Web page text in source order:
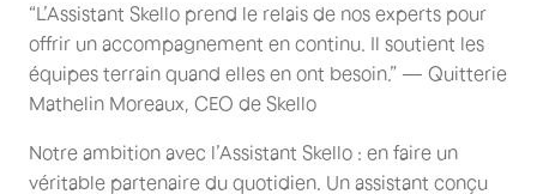
“L’Assistant Skello prend le relais de nos experts pour
offrir un accompagnement en continu. Il soutient les
équipes terrain quand elles en ont besoin.” — Quitterie
Mathelin Moreaux, CEO de Skello
Notre ambition avec l’Assistant Skello : en faire un
véritable partenaire du quotidien. Un assistant conçu